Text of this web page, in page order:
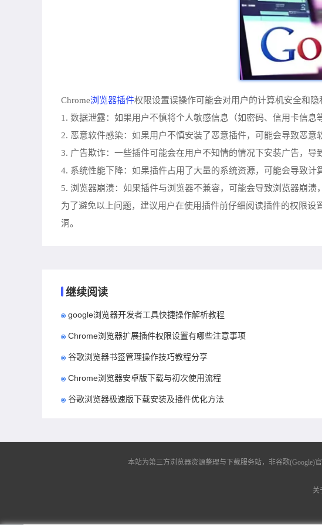
Chrome浏览器插件权限设置误操作可能会对用户的计算机安全和隐
1. 数据泄露：如果用户不慎将个人敏感信息（如密码、信用卡信息
2. 恶意软件感染：如果用户不慎安装了恶意插件，可能会导致恶意
3. 广告欺诈：一些插件可能会在用户不知情的情况下安装广告，导
4. 系统性能下降：如果插件占用了大量的系统资源，可能会导致计
5. 浏览器崩溃：如果插件与浏览器不兼容，可能会导致浏览器崩溃
为了避免以上问题，建议用户在使用插件前仔细阅读插件的权限
洞。
继续阅读
google浏览器开发者工具快捷操作解析教程
Chrome浏览器扩展插件权限设置有哪些注意事项
谷歌浏览器书签管理操作技巧教程分享
Chrome浏览器安卓版下载与初次使用流程
谷歌浏览器极速版下载安装及插件优化方法
本站为第三方浏览器资源整理与下载服务站，非谷歌(Google)
关